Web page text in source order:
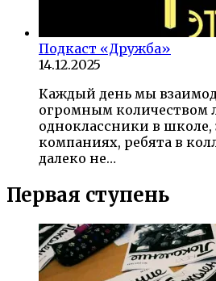
Подкаст «Дружба»
14.12.2025
Каждый день мы
огромным количеством
одноклассники в школе,
компаниях, ребята в
далеко не…
Первая ступень